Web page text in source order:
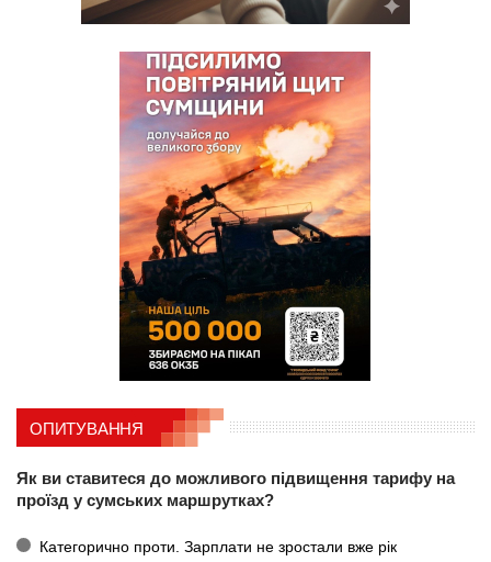
ОПИТУВАННЯ
Як ви ставитеся до можливого підвищення тарифу на
проїзд у сумських маршрутках?
Категорично проти. Зарплати не зростали вже рік